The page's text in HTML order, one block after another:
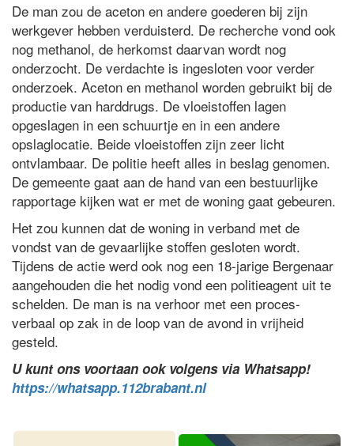
De man zou de aceton en andere goederen bij zijn
werkgever hebben verduisterd. De recherche vond ook
nog methanol, de herkomst daarvan wordt nog
onderzocht. De verdachte is ingesloten voor verder
onderzoek. Aceton en methanol worden gebruikt bij de
productie van harddrugs. De vloeistoffen lagen
opgeslagen in een schuurtje en in een andere
opslaglocatie. Beide vloeistoffen zijn zeer licht
ontvlambaar. De politie heeft alles in beslag genomen.
De gemeente gaat aan de hand van een bestuurlijke
rapportage kijken wat er met de woning gaat gebeuren.
Het zou kunnen dat de woning in verband met de
vondst van de gevaarlijke stoffen gesloten wordt.
Tijdens de actie werd ook nog een 18-jarige Bergenaar
aangehouden die het nodig vond een politieagent uit te
schelden. De man is na verhoor met een proces-
verbaal op zak in de loop van de avond in vrijheid
gesteld.
U kunt ons voortaan ook volgens via Whatsapp!
https://whatsapp.112brabant.nl